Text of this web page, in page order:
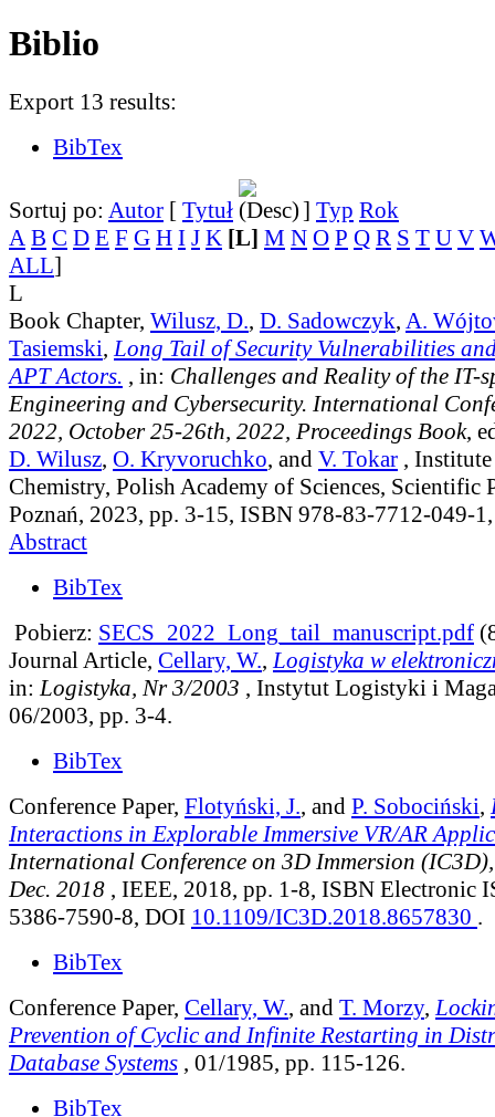
Biblio
Export 13 results:
BibTex
Sortuj po: Autor [ Tytuł ] Typ Rok
A B C D E F G H I J K [L] M N O P Q R S T U V
ALL]
L
Book Chapter, Wilusz, D., D. Sadowczyk, A.
Tasiemski, Long Tail of Security Vulnerabilities
APT Actors. , in: Challenges and Reality of the IT-
Engineering and Cybersecurity. International
2022, October 25-26th, 2022, Proceedings Book,
D. Wilusz, O. Kryvoruchko, and V. Tokar ,
Chemistry, Polish Academy of Sciences, Scientific
Poznań, 2023, pp. 3-15, ISBN 978-83-7712-049-
Abstract
BibTex
Pobierz: SECS_2022_Long_tail_manuscript.pdf
Journal Article, Cellary, W., Logistyka w
in: Logistyka, Nr 3/2003 , Instytut Logistyki i
06/2003, pp. 3-4.
BibTex
Conference Paper, Flotyński, J., and P. Sobociński,
Interactions in Explorable Immersive VR/AR
International Conference on 3D Immersion
Dec. 2018 , IEEE, 2018, pp. 1-8, ISBN Electronic
5386-7590-8, DOI 10.1109/IC3D.2018.8657830 .
BibTex
Conference Paper, Cellary, W., and T. Morzy,
Prevention of Cyclic and Infinite Restarting in
Database Systems , 01/1985, pp. 115-126.
BibTex